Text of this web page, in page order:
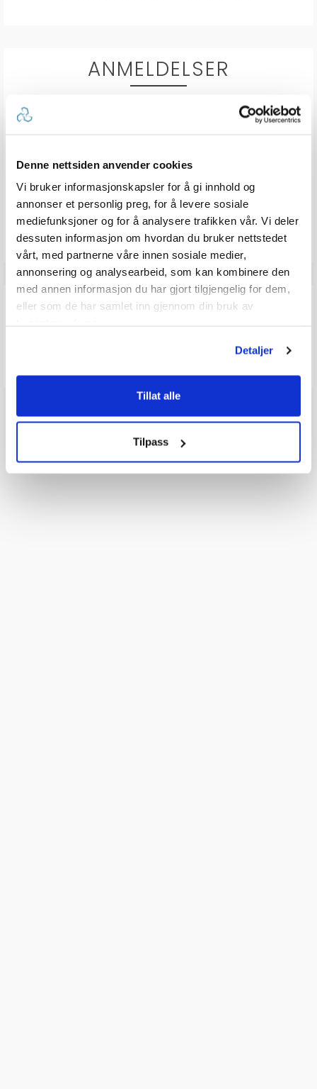
Denne nettsiden anvender cookies
Vi bruker informasjonskapsler for å gi innhold og
annonser et personlig preg, for å levere sosiale
mediefunksjoner og for å analysere trafikken vår. Vi deler
dessuten informasjon om hvordan du bruker nettstedet
vårt, med partnerne våre innen sosiale medier,
annonsering og analysearbeid, som kan kombinere den
med annen informasjon du har gjort tilgjengelig for dem,
eller som de har samlet inn gjennom din bruk av
Detaljer
Tillat alle
Tilpass
ANMELDELSER
Karakter: 1 av 5 mulige
0stemmer
0.0
Vær oppmerksom på at noen kunder gir en rating uten å skrive en
review, og at antallet ratings derfor vil være forskjellig fra antall
reviews.
Q & A
Send spørsmålet ditt